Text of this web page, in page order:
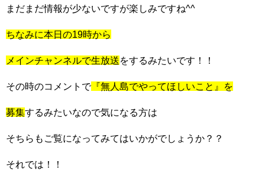
まだまだ情報が少ないですが楽しみですね^^
ちなみに本日の19時から
メインチャンネルで生放送をするみたいです！！
その時のコメントで 『無人島でやってほしいこと』を
募集するみたいなので気になる方は
そちらもご覧になってみてはいかがでしょうか？？
それでは！！